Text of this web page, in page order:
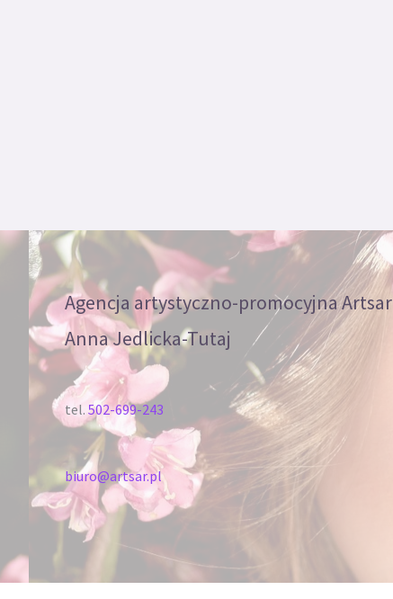
Agencja artystyczno-promocyjna Artsar
Anna Jedlicka-Tutaj
tel. 502-699-243
biuro@artsar.pl